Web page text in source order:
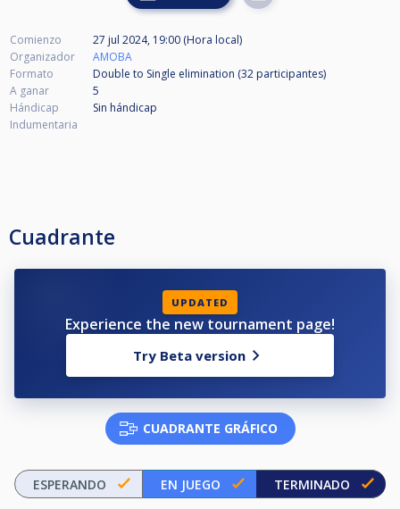
Comienzo
27 jul 2024, 19:00 (Hora local)
Organizador
AMOBA
Formato
Double to Single elimination (32 participantes)
A ganar
5
Hándicap
Sin hándicap
Indumentaria
Cuadrante
UPDATED
Experience the new tournament page!
Try Beta version
CUADRANTE GRÁFICO
ESPERANDO EN JUEGO TERMINADO